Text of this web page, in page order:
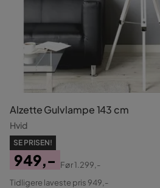
Alzette Gulvlampe 143 cm
Hvid
SE PRISEN!
Pris
949,-
Original
Før1.299,-
Tidligere laveste pris 949,-